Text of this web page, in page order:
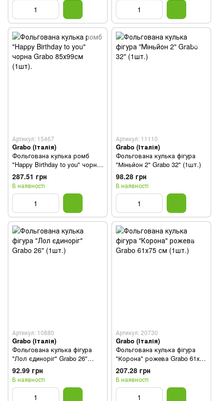
Артикул: 15467
Grabo (Італія)
Фольгована кулька ромб
"Happy Birthday to you" чорна
Grabo 85х99см (1шт).
287.51 грн
В наявності
Артикул: 11110
Grabo (Італія)
Фольгована кулька фігура
"Міньйон 2" Grabo 32" (1шт.)
98.28 грн
В наявності
Артикул: 10880
Grabo (Італія)
Фольгована кулька фігура
"Лол єдиноріг" Grabo 26"
(1шт.)
92.99 грн
В наявності
Артикул: 20730
Grabo (Італія)
Фольгована кулька фігура
"Корона" рожева Grabo 61х75
см (1шт.)
207.28 грн
В наявності